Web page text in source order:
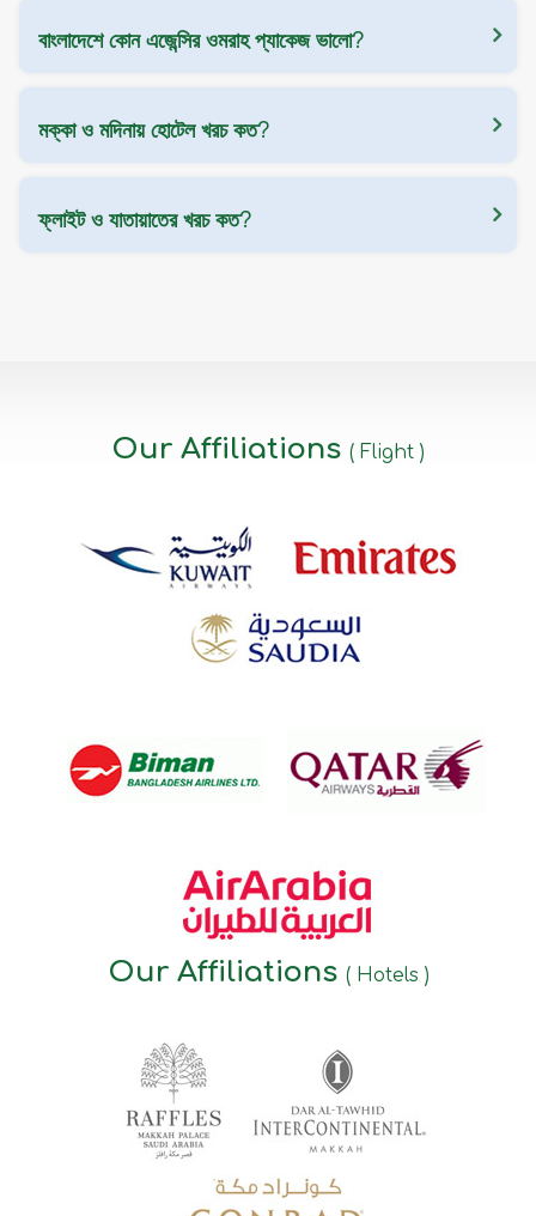
বাংলাদেশে কোন এজেন্সির ওমরাহ প্যাকেজ ভালো?
মক্কা ও মদিনায় হোটেল খরচ কত?
ফ্লাইট ও যাতায়াতের খরচ কত?
Our Affiliations ( Flight )
Our Affiliations ( Hotels )